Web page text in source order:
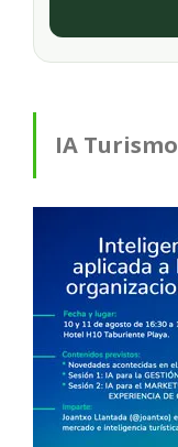
IA Turismo